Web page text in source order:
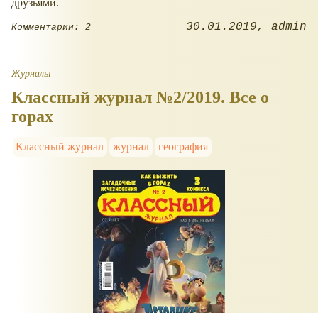
друзьями.
Комментарии: 2 30.01.2019 admin
Журналы
Классный журнал №2/2019. Все о
горах
Классный журнал журнал география